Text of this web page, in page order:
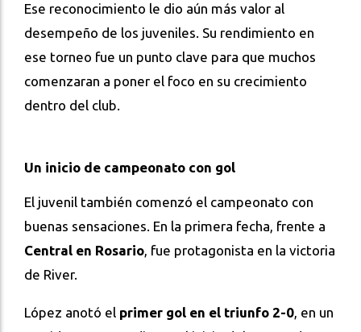
Ese reconocimiento le dio aún más valor al
desempeño de los juveniles. Su rendimiento en
ese torneo fue un punto clave para que muchos
comenzaran a poner el foco en su crecimiento
dentro del club.
Un inicio de campeonato con gol
El juvenil también comenzó el campeonato con
buenas sensaciones. En la primera fecha, frente a
Central en Rosario, fue protagonista en la victoria
de River.
López anotó el primer gol en el triunfo 2-0, en un